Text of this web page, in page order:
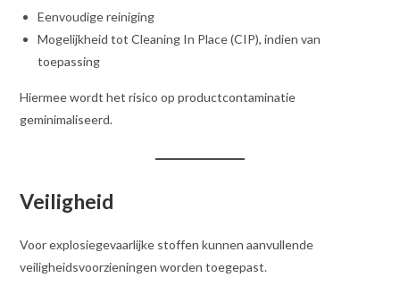
Eenvoudige reiniging
Mogelijkheid tot Cleaning In Place (CIP), indien van
toepassing
Hiermee wordt het risico op productcontaminatie
geminimaliseerd.
Veiligheid
Voor explosiegevaarlijke stoffen kunnen aanvullende
veiligheidsvoorzieningen worden toegepast.